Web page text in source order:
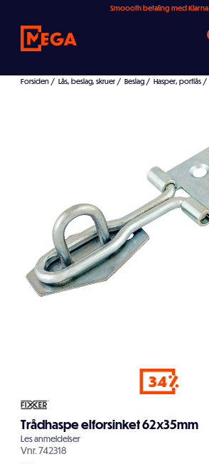
Smoooth betaling med Klarna
Forsiden / Lås, beslag, skruer / Beslag / Hasper, portlås /
34
Trådhaspe elforsinket 62x35mm
Lesanmeldelser
Vnr.742318